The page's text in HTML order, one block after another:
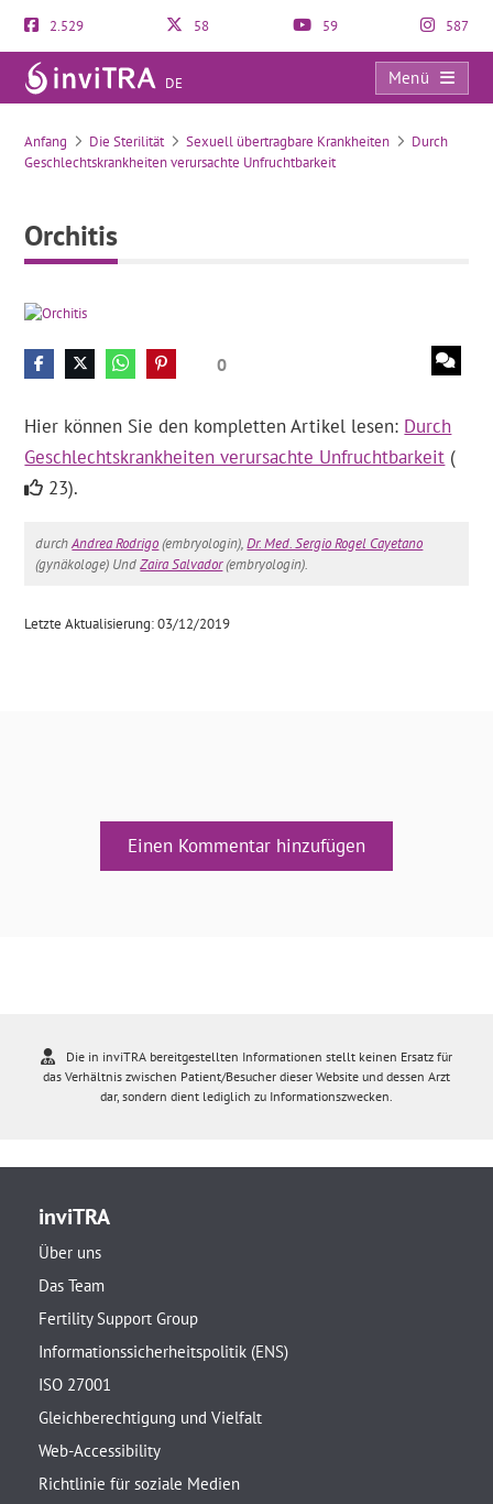
2.529 58 59 587
DE
Menü
Orchitis
Anfang Die Sterilität Sexuell übertragbare Krankheiten
Durch
Geschlechtskrankheiten verursachte Unfruchtbarkeit
Orchitis
0
Hier können Sie den kompletten Artikel lesen: Durch
Geschlechtskrankheiten verursachte Unfruchtbarkeit (
23).
durchAndrea Rodrigo(embryologin),Dr. Med. Sergio Rogel Cayetano
(gynäkologe) UndZaira Salvador(embryologin).
Letzte Aktualisierung: 03/12/2019
Einen Kommentar hinzufügen
Die in inviTRA bereitgestellten Informationen stellt keinen Ersatz für
das Verhältnis zwischen Patient/Besucher dieser Website und dessen Arzt
dar, sondern dient lediglich zu Informationszwecken.
inviTRA
Über uns
Das Team
Fertility Support Group
Informationssicherheitspolitik (ENS)
ISO 27001
Gleichberechtigung und Vielfalt
Web-Accessibility
Richtlinie für soziale Medien